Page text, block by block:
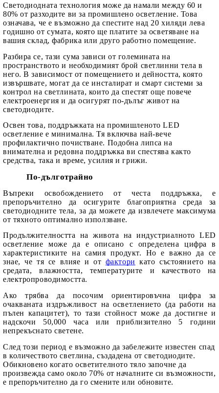
Светодиодната технология може да намали между 60 и
80% от разходите ви за промишлено осветление. Това
означава, че е възможно да спестите над 20 хиляди лева
годишно от сумата, която ще платите за осветяване на
вашия склад, фабрика или друго работно помещение.
Разбира се, тази сума зависи от големината на
пространството и необходимият брой светлинни тела в
него.В зависимост от помещението и дейността, която
извършвате, могат да се инсталират и смарт системи за
контрол на светлината, които да спестят още повече
електроенергия и да осигурят по-дълъг живот на
светодиодите.
Освен това, поддръжката на промишленото LED
осветление е минимална. Тя включва най-вече
профилактично почистване. Подобна липса на
внимателна и редовна поддръжка ви спестява както
средства, така и време, усилия и грижи.
По-дълготрайно
Въпреки освобождението от честа поддръжка, е
препоръчително да осигурите благоприятна среда за
светодиодните тела, за да можете да извлечете максимума
от тяхното оптимално използване.
Продължителността на живота на индустриалното LED
осветление може да е описано с определена цифра в
характеристиките на самия продукт. Но е важно да се
знае, че тя се влияе и от фактори като състоянието на
средата, влажността, температурите и качеството на
електропроводимостта.
Ако трябва да посочим ориентировъчна цифра за
очакваната издръжливост на осветлението (да работи на
пълен капацитет), то тази стойност може да достигне и
надскочи 50,000 часа или приблизително 5 години
непрекъснато светене.
След този период е възможно да забележите известен спад
в количеството светлина, създадена от светодиодите.
Обикновено когато осветителното тяло започне да
произвежда само около 70% от началните си възможности,
е препоръчително да го смените или обновите.